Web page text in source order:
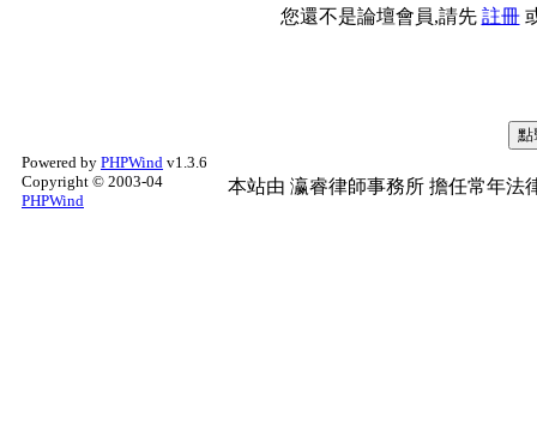
您還不是論壇會員,請先 註冊
Powered by PHPWind v1.3.6
Copyright © 2003-04
PHPWind
本站由 瀛睿律師事務所 擔任常年法